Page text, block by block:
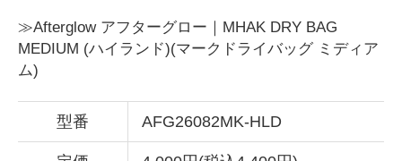
≫Afterglow アフターグロー｜MHAK DRY BAG
MEDIUM (ハイランド)(マークドライバッグ ミディア
ム)
型番 AFG26082MK-HLD